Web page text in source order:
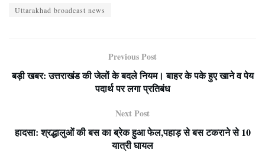
Uttarakhad broadcast news
Previous Post
बड़ी खबर: उत्तराखंड की जेलों के बदले नियम। बाहर के पके हुए खाने व पेय
पदार्थ पर लगा प्रतिबंध
Next Post
हादसा: श्रद्धालुओं की बस का ब्रेक हुआ फेल,पहाड़ से बस टकराने से 10
यात्री घायल